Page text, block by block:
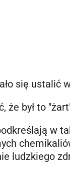
się ustalić
że był to
w
ludzkiego